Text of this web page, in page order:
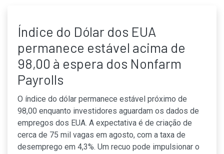
Índice do Dólar dos EUA
permanece estável acima de
98,00 à espera dos Nonfarm
Payrolls
O índice do dólar permanece estável próximo de
98,00 enquanto investidores aguardam os dados de
empregos dos EUA. A expectativa é de criação de
cerca de 75 mil vagas em agosto, com a taxa de
desemprego em 4,3%. Um recuo pode impulsionar o